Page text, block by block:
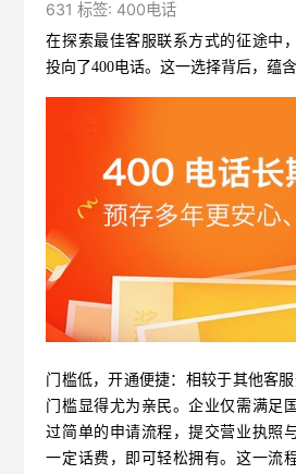
631 标签: 400电话
在探索最佳客服联系方式的征途中
投向了400电话。这一选择背后，蕴
门槛低，开通便捷：相较于其他客
门槛显得尤为亲民。企业仅需满足
过简单的申请流程，提交营业执照
一定话费，即可轻松拥有。这一流